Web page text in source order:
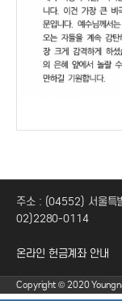
주소 : (04552) 서울특
02)2280-0114
온라인 헌금계좌 안내
Copyright © 2020